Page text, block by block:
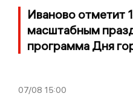
Иваново отметит
масштабным
программа Дня
07/08 15:00